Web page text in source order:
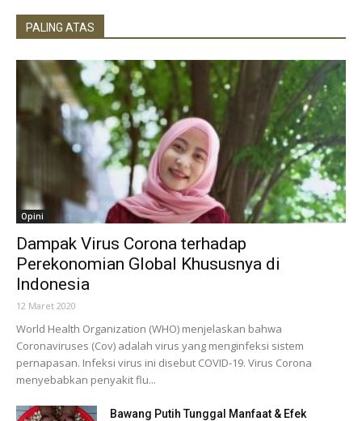
PALING ATAS
Opini
Dampak Virus Corona terhadap
Perekonomian Global Khususnya di
Indonesia
12 Maret 2020
World Health Organization (WHO) menjelaskan bahwa
Coronaviruses (Cov) adalah virus yang menginfeksi sistem
pernapasan. Infeksi virus ini disebut COVID-19. Virus Corona
menyebabkan penyakit flu...
Bawang Putih Tunggal Manfaat & Efek